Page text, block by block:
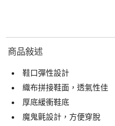
商品敍述
鞋口彈性設計
織布拼接鞋面，透氣性佳
厚底緩衝鞋底
魔鬼氈設計，方便穿脫